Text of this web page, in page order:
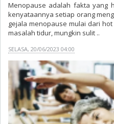
Menopause adalah fakta yang
kenyataannya setiap orang
gejala menopause mulai dari
masalah tidur, mungkin sulit ..
SELASA, 20/06/2023 04:00